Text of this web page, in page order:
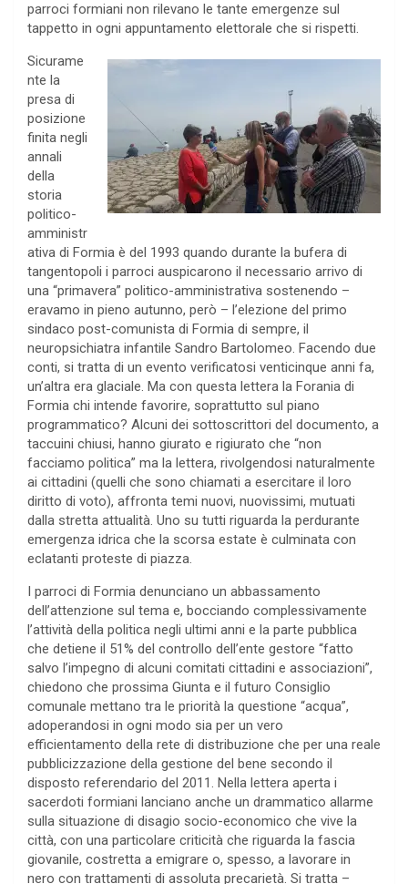
parroci formiani non rilevano le tante emergenze sul
tappetto in ogni appuntamento elettorale che si rispetti.
Sicurame
nte la
presa di
posizione
finita negli
annali
della
storia
politico-
amministr
ativa di Formia è del 1993 quando durante la bufera di
tangentopoli i parroci auspicarono il necessario arrivo di
una “primavera” politico-amministrativa sostenendo –
eravamo in pieno autunno, però – l’elezione del primo
sindaco post-comunista di Formia di sempre, il
neuropsichiatra infantile Sandro Bartolomeo. Facendo due
conti, si tratta di un evento verificatosi venticinque anni fa,
un’altra era glaciale. Ma con questa lettera la Forania di
Formia chi intende favorire, soprattutto sul piano
programmatico? Alcuni dei sottoscrittori del documento, a
taccuini chiusi, hanno giurato e rigiurato che “non
facciamo politica” ma la lettera, rivolgendosi naturalmente
ai cittadini (quelli che sono chiamati a esercitare il loro
diritto di voto), affronta temi nuovi, nuovissimi, mutuati
dalla stretta attualità. Uno su tutti riguarda la perdurante
emergenza idrica che la scorsa estate è culminata con
eclatanti proteste di piazza.
I parroci di Formia denunciano un abbassamento
dell’attenzione sul tema e, bocciando complessivamente
l’attività della politica negli ultimi anni e la parte pubblica
che detiene il 51% del controllo dell’ente gestore “fatto
salvo l’impegno di alcuni comitati cittadini e associazioni”,
chiedono che prossima Giunta e il futuro Consiglio
comunale mettano tra le priorità la questione “acqua”,
adoperandosi in ogni modo sia per un vero
efficientamento della rete di distribuzione che per una reale
pubblicizzazione della gestione del bene secondo il
disposto referendario del 2011. Nella lettera aperta i
sacerdoti formiani lanciano anche un drammatico allarme
sulla situazione di disagio socio-economico che vive la
città, con una particolare criticità che riguarda la fascia
giovanile, costretta a emigrare o, spesso, a lavorare in
nero con trattamenti di assoluta precarietà. Si tratta –